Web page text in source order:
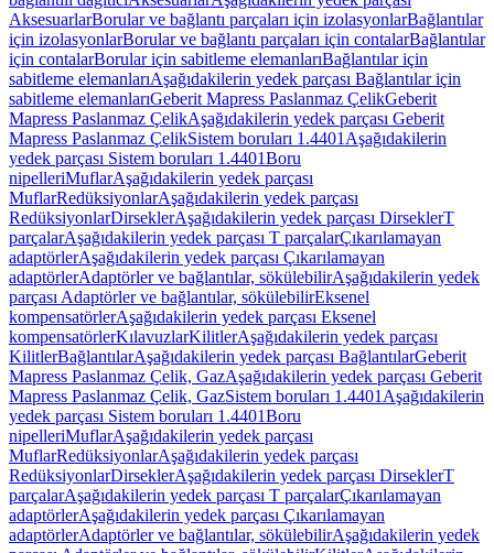
AksesuarlarBorular ve bağlantı parçaları için izolasyonlarBağlantılar
için izolasyonlarBorular ve bağlantı parçaları için contalarBağlantılar
için contalarBorular için sabitleme elemanlarıBağlantılar için
sabitleme elemanlarıAşağıdakilerin yedek parçası Bağlantılar için
sabitleme elemanlarıGeberit Mapress Paslanmaz ÇelikGeberit
Mapress Paslanmaz ÇelikAşağıdakilerin yedek parçası Geberit
Mapress Paslanmaz ÇelikSistem boruları 1.4401 Aşağıdakilerin
yedek parçası Sistem boruları 1.4401Boru
nipelleriMuflarAşağıdakilerin yedek parçası
MuflarRedüksiyonlarAşağıdakilerin yedek parçası
RedüksiyonlarDirseklerAşağıdakilerin yedek parçası DirseklerT
parçalarAşağıdakilerin yedek parçası T parçalarÇıkarılamayan
adaptörlerAşağıdakilerin yedek parçası Çıkarılamayan
adaptörlerAdaptörler ve bağlantılar, sökülebilirAşağıdakilerin yedek
parçası Adaptörler ve bağlantılar, sökülebilirEksenel
kompensatörlerAşağıdakilerin yedek parçası Eksenel
kompensatörlerKılavuzlarKilitlerAşağıdakilerin yedek parçası
KilitlerBağlantılarAşağıdakilerin yedek parçası BağlantılarGeberit
Mapress Paslanmaz Çelik, GazAşağıdakilerin yedek parçası Geberit
Mapress Paslanmaz Çelik, GazSistem boruları 1.4401 Aşağıdakilerin
yedek parçası Sistem boruları 1.4401Boru
nipelleriMuflarAşağıdakilerin yedek parçası
MuflarRedüksiyonlarAşağıdakilerin yedek parçası
RedüksiyonlarDirseklerAşağıdakilerin yedek parçası DirseklerT
parçalarAşağıdakilerin yedek parçası T parçalarÇıkarılamayan
adaptörlerAşağıdakilerin yedek parçası Çıkarılamayan
adaptörlerAdaptörler ve bağlantılar, sökülebilirAşağıdakilerin yedek